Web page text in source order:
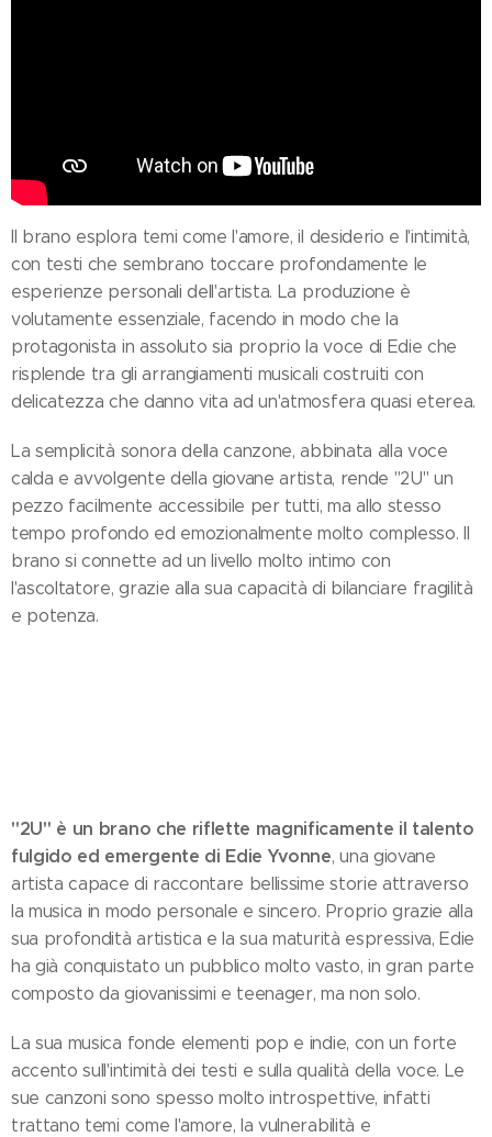
Il brano esplora temi come l'amore, il desiderio e l'intimità,
con testi che sembrano toccare profondamente le
esperienze personali dell'artista. La produzione è
volutamente essenziale, facendo in modo che la
protagonista in assoluto sia proprio la voce di Edie che
risplende tra gli arrangiamenti musicali costruiti con
delicatezza che danno vita ad un'atmosfera quasi eterea.
La semplicità sonora della canzone, abbinata alla voce
calda e avvolgente della giovane artista, rende "2U" un
pezzo facilmente accessibile per tutti, ma allo stesso
tempo profondo ed emozionalmente molto complesso. Il
brano si connette ad un livello molto intimo con
l'ascoltatore, grazie alla sua capacità di bilanciare fragilità
e potenza.
"2U" è un brano che riflette magnificamente il talento
fulgido ed emergente di Edie Yvonne, una giovane
artista capace di raccontare bellissime storie attraverso
la musica in modo personale e sincero. Proprio grazie alla
sua profondità artistica e la sua maturità espressiva, Edie
ha già conquistato un pubblico molto vasto, in gran parte
composto da giovanissimi e teenager, ma non solo.
La sua musica fonde elementi pop e indie, con un forte
accento sull'intimità dei testi e sulla qualità della voce. Le
sue canzoni sono spesso molto introspettive, infatti
trattano temi come l'amore, la vulnerabilità e